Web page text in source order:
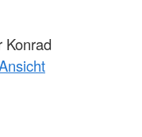
Konrad